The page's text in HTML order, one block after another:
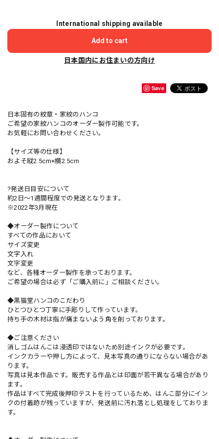
International shipping available
Add to cart
日本国内にお住まいの方向け
Save
日本固有の紋章・家紋のハンコ
ご希望の家紋ハンコのオーダー製作可能です。
お気軽にお問い合わせください。
【サイズ等の仕様】
およそ縦2.5cm×横2.5cm
?発送日目安について
約2日〜1週間程度での発送となります。
※2022年3月現在
◆オーダー製作について
すべての作品において
サイズ変更
文字入れ
文字変更
など、各種オーダー製作を承っております。
ご希望の場合は必ず「ご購入前に」ご相談ください。
◆黒猫堂ハンコのこだわり
ひとつひとつ丁寧に手彫りして作っています。
持ち手の木材は指が痛まないよう角を削っております。
◆ご注意ください
消しゴムはんこは浸透印ではないため別途インクが必要です。
インクカラーや押し方によって、見本写真の通りにならない場合があ
ります。
写真は見本作品です。販売する作品とは印面が若干異なる場合があり
ます。
作品はすべて完成後押印テストを行っているため、はんこ部分にイン
クの付着跡が残っていますが、発送前に汚れ落とし処理をしておりま
す。